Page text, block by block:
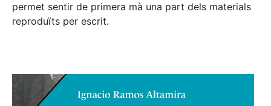
permet sentir de primera mà una part dels materials
reproduïts per escrit.